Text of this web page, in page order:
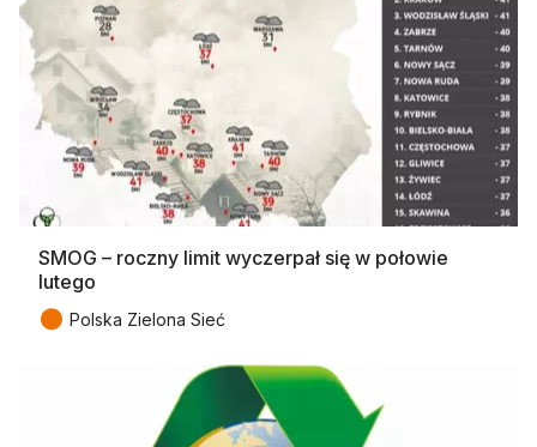
SMOG – roczny limit wyczerpał się w połowie
lutego
● Polska Zielona Sieć